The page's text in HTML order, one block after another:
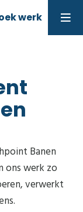
werk
Banen
ons werk zo
verwerkt